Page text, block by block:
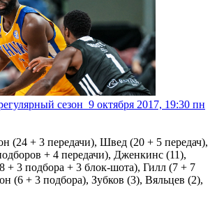
сезон 9 октября 2017, 19:30 пн
(24 + 3 передачи), Швед (20 + 5 передач),
+ 4 передачи), Дженкинс (11),
+ 3 подбора + 3 блок-шота), Гилл (7 + 7
(6 + 3 подбора), Зубков (3), Вяльцев (2),